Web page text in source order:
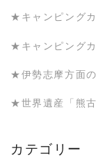
★キャンピング
★キャンピング
★伊勢志摩方面
★世界遺産「熊
カテゴリー